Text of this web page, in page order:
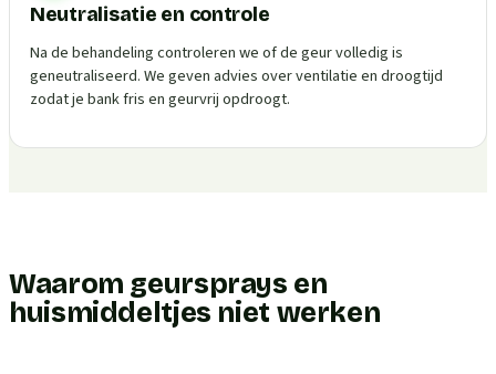
Neutralisatie en controle
Na de behandeling controleren we of de geur volledig is
geneutraliseerd. We geven advies over ventilatie en droogtijd
zodat je bank fris en geurvrij opdroogt.
Waarom geursprays en
huismiddeltjes niet werken